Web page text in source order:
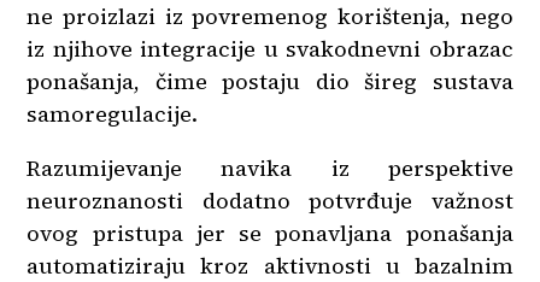
ne proizlazi iz povremenog korištenja, nego
iz njihove integracije u svakodnevni obrazac
ponašanja, čime postaju dio šireg sustava
samoregulacije.
Razumijevanje navika iz perspektive
neuroznanosti dodatno potvrđuje važnost
ovog pristupa jer se ponavljana ponašanja
automatiziraju kroz aktivnosti u bazalnim